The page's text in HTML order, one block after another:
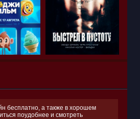
бесплатно, а также в хорошем
поудобнее и смотреть